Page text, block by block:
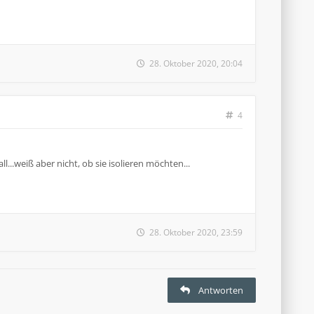
28. Oktober 2020, 20:04
4
aber nicht, ob sie isolieren möchten...
28. Oktober 2020, 23:59
Antworten